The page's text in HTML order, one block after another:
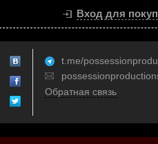
Вход для
t.me/
Обратная связь